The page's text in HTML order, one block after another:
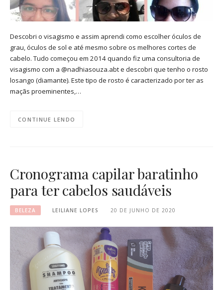
Descobri o visagismo e assim aprendi como escolher óculos de
grau, óculos de sol e até mesmo sobre os melhores cortes de
cabelo. Tudo começou em 2014 quando fiz uma consultoria de
visagismo com a @nadhiasouza.abt e descobri que tenho o rosto
losango (diamante). Este tipo de rosto é caracterizado por ter as
maçãs proeminentes,…
CONTINUE LENDO
Cronograma capilar baratinho
para ter cabelos saudáveis
BELEZA LEILIANE LOPES 20 DE JUNHO DE 2020